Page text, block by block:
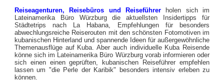
Reiseagenturen, Reisebüros und Reiseführer holen sich im
Lateinamerika Büro Würzburg die aktuellsten Insidertipps für
Städtetrips nach La Habana, Empfehlungen für besonders
abwechlungsreiche Reiserouten mit den schönsten Fotomotiven im
kubanischen Hinterland und spannende Ideen für außergewöhnliche
Themenausflüge auf Kuba. Aber auch individuelle Kuba Reisende
könne sich im Lateinamerika Büro Würzburg vorab informieren oder
sich einen einen geprüften, kubanischen Reiseführer empfehlen
lassen um "die Perle der Karibik" besonders intensiv erleben zu
können.